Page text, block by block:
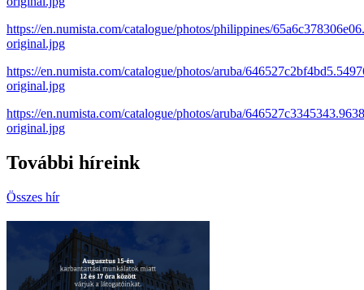
https://en.numista.com/catalogue/photos/philippines/
original.jpg
https://en.numista.com/catalogue/photos/aruba/
original.jpg
https://en.numista.com/catalogue/photos/aruba/
original.jpg
További híreink
Összes hír